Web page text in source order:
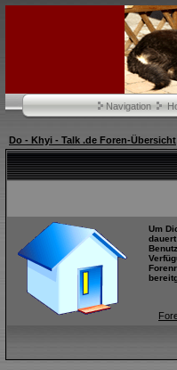
Navigation
Do - Khyi - Talk .de Foren-Übersicht
Um